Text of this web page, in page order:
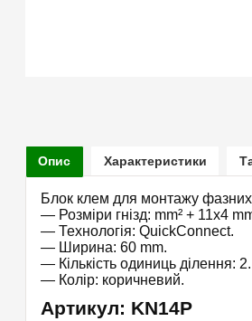
Опис Характеристики
Блок клем для монтажу фазних
— Розміри гнізд: mm² + 11x4
— Технологія: QuickConnect.
— Ширина: 60 mm.
— Кількість одиниць ділення: 2.
— Колір: коричневий.
Артикул: KN14P